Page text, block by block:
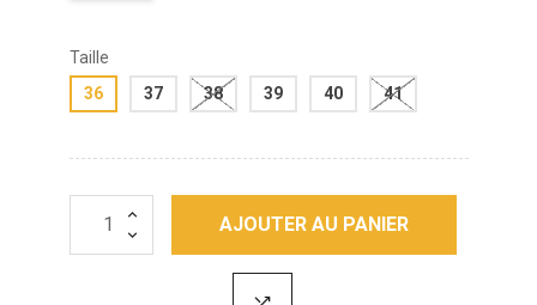
Taille
36
37 38 39 40 41
AJOUTER AU PANIER